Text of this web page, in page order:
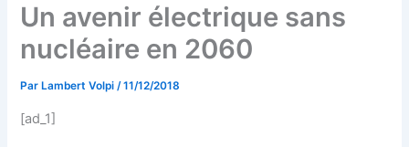
Un avenir électrique sans
nucléaire en 2060
Par Lambert Volpi/11/12/2018
[ad_1]